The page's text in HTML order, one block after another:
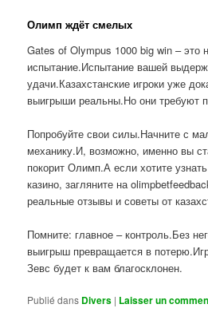
Олимп ждёт смелых
Gates of Olympus 1000 big win – это
испытание.Испытание вашей
удачи.Казахстанские игроки уже
выигрыши реальны.Но они требуют
Попробуйте свои силы.Начните с
механику.И, возможно, именно вы
покорит Олимп.А если хотите
казино, загляните на
реальные отзывы и советы от
Помните: главное – контроль.Без
выигрыш превращается в
Зевс будет к вам благосклонен.
Publié dans Divers | Laisser un